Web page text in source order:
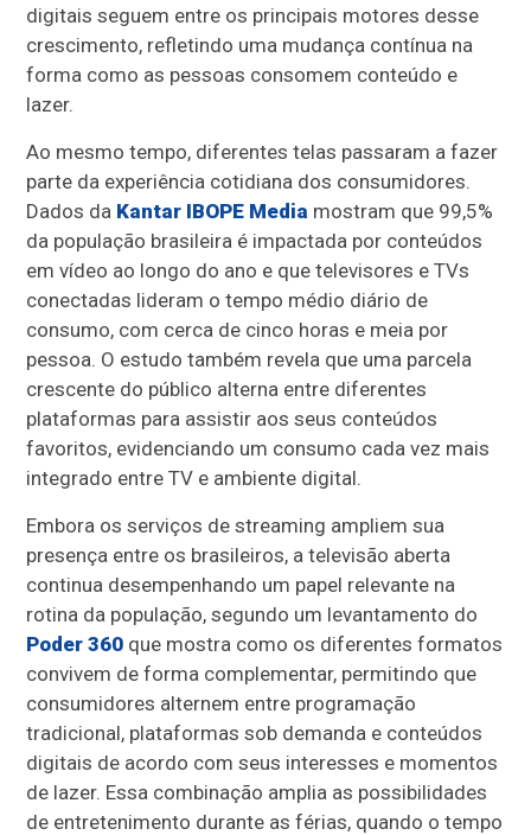
digitais seguem entre os principais motores desse
crescimento, refletindo uma mudança contínua na
forma como as pessoas consomem conteúdo e
lazer.
Ao mesmo tempo, diferentes telas passaram a fazer
parte da experiência cotidiana dos consumidores.
Dados da Kantar IBOPE Media mostram que 99,5%
da população brasileira é impactada por conteúdos
em vídeo ao longo do ano e que televisores e TVs
conectadas lideram o tempo médio diário de
consumo, com cerca de cinco horas e meia por
pessoa. O estudo também revela que uma parcela
crescente do público alterna entre diferentes
plataformas para assistir aos seus conteúdos
favoritos, evidenciando um consumo cada vez mais
integrado entre TV e ambiente digital.
Embora os serviços de streaming ampliem sua
presença entre os brasileiros, a televisão aberta
continua desempenhando um papel relevante na
rotina da população, segundo um levantamento do
Poder 360 que mostra como os diferentes formatos
convivem de forma complementar, permitindo que
consumidores alternem entre programação
tradicional, plataformas sob demanda e conteúdos
digitais de acordo com seus interesses e momentos
de lazer. Essa combinação amplia as possibilidades
de entretenimento durante as férias, quando o tempo